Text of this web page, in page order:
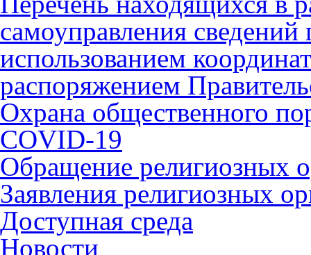
самоуправления
использованием
распоряжением
Охрана общественного
COVID-19
Обращение религиозных
Заявления религиозных
Доступная среда
Новости